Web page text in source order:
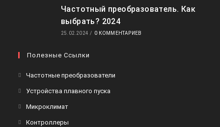
Частотный преобразователь. Как
выбрать? 2024
25.02.2024 / 0 КОММЕНТАРИЕВ
Полезные Ссылки
Частотные преобразователи
Устройства плавного пуска
МикроклиматОткроется
Контроллеры